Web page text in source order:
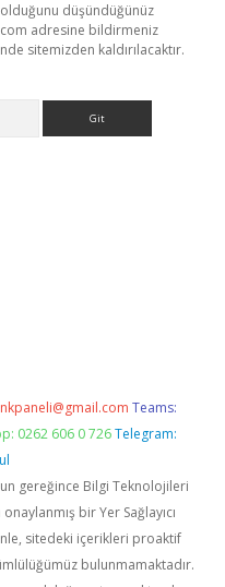
olduğunu düşündüğünüz
adresine bildirmeniz
sitemizden kaldırılacaktır.
Teams:
0262 606 0 726 Telegram:
gereğince Bilgi Teknolojileri
bir Yer Sağlayıcı
sitedeki içerikleri proaktif
bulunmamaktadır.